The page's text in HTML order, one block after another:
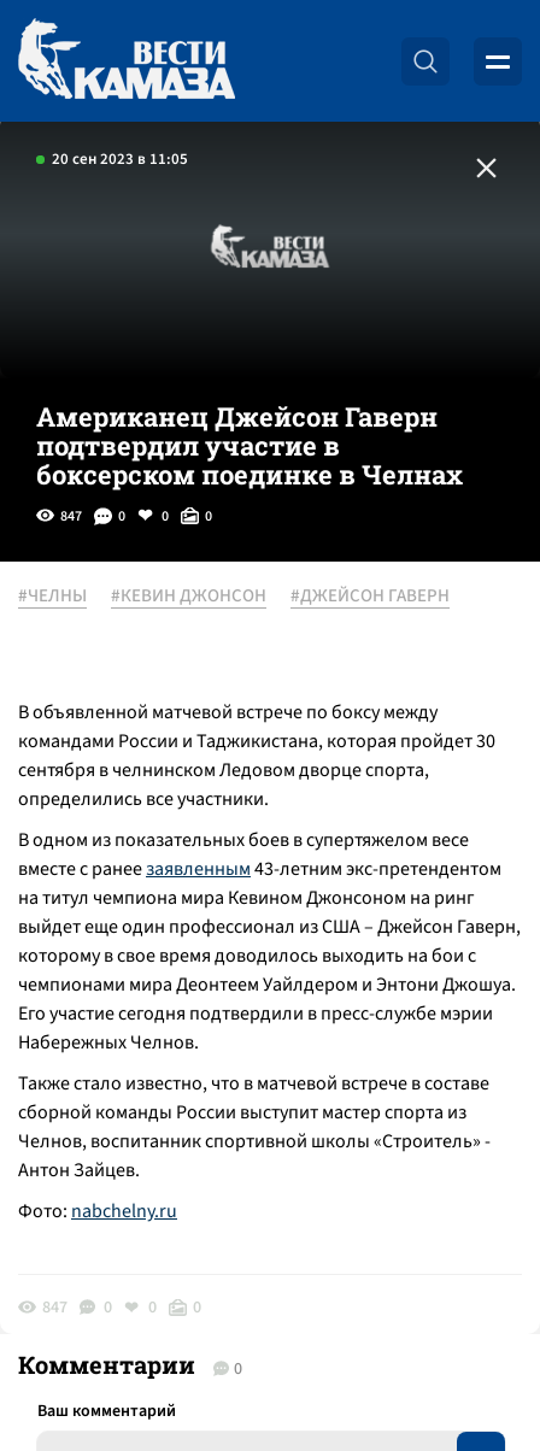
20 сен 2023 в 11:05
Американец Джейсон Гаверн
подтвердил участие в
боксерском поединке в Челнах
847 0 0 0
#ЧЕЛНЫ #КЕВИН ДЖОНСОН #ДЖЕЙСОН ГАВЕРН
В объявленной матчевой встрече по боксу между
командами России и Таджикистана, которая пройдет 30
сентября в челнинском Ледовом дворце спорта,
определились все участники.
В одном из показательных боев в супертяжелом весе
вместе с ранеезаявленным43-летним экс-претендентом
на титул чемпиона мира Кевином Джонсоном на ринг
выйдет еще один профессионал из США – Джейсон Гаверн,
которому в свое время доводилось выходить на бои с
чемпионами мира Деонтеем Уайлдером и Энтони Джошуа.
Его участие сегодня подтвердили в пресс-службе мэрии
Набережных Челнов.
Также стало известно, что в матчевой встрече в составе
сборной команды России выступит мастер спорта из
Челнов, воспитанник спортивной школы «Строитель» -
Антон Зайцев.
Фото: nabchelny.ru
847 0 0 0
Комментарии 0